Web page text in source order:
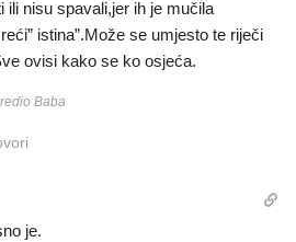
ili nisu spavali,jer ih je mučila
istina”.Može se umjesto te riječi
ovisi kako se ko osjeća.
Baba
je.